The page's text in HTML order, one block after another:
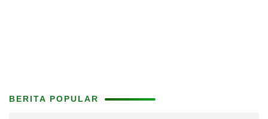
BERITA POPULAR